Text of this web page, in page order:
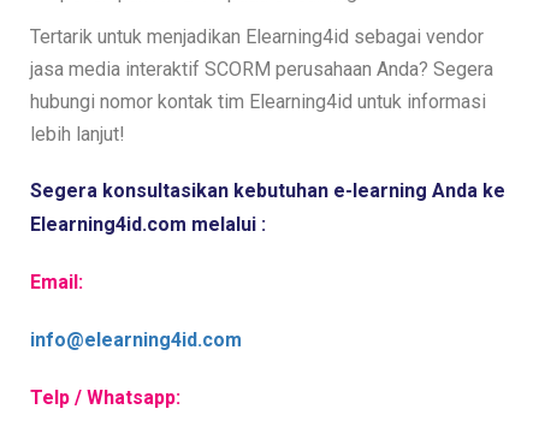
Tertarik untuk menjadikan Elearning4id sebagai vendor
jasa media interaktif SCORM perusahaan Anda? Segera
hubungi nomor kontak tim Elearning4id untuk informasi
lebih lanjut!
Segera konsultasikan kebutuhan e-learning Anda ke
Elearning4id.com melalui :
Email:
info@elearning4id.com
Telp / Whatsapp: